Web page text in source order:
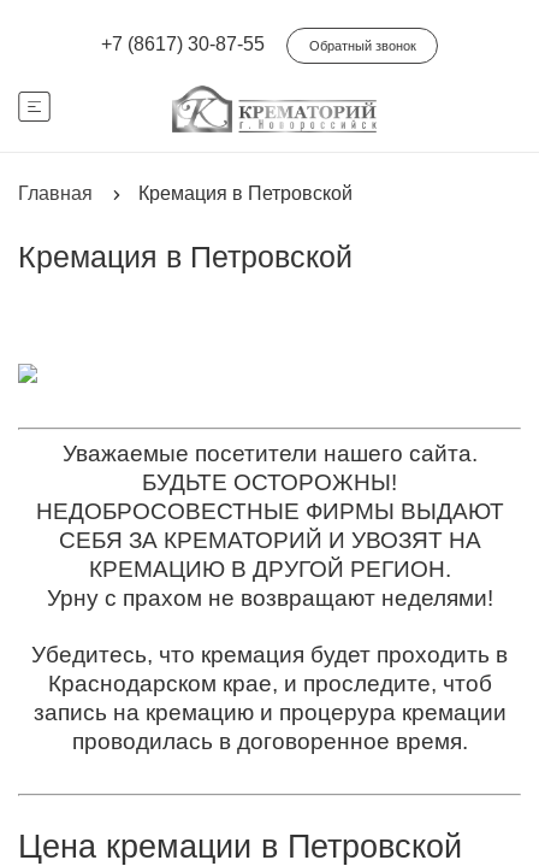
+7 (8617) 30-87-55 Обратный звонок
Главная Кремация в Петровской
Кремация в Петровской
Уважаемые посетители нашего сайта.
БУДЬТЕ ОСТОРОЖНЫ!
НЕДОБРОСОВЕСТНЫЕ ФИРМЫ ВЫДАЮТ
СЕБЯ ЗА КРЕМАТОРИЙ И УВОЗЯТ НА
КРЕМАЦИЮ В ДРУГОЙ РЕГИОН.
Урну с прахом не возвращают неделями!
Убедитесь, что кремация будет проходить в
Краснодарском крае, и проследите, чтоб
запись на кремацию и процерура кремации
проводилась в договоренное время.
Цена кремации в Петровской